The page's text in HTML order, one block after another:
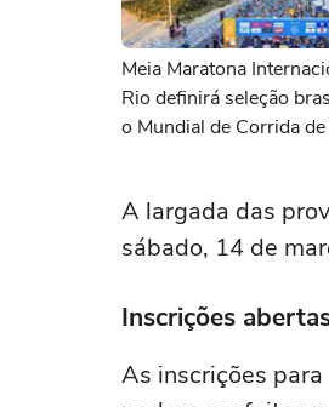
Meia Maratona
Rio definirá seleção
o Mundial de Corrida
A largada das
sábado, 14 de
Inscrições
As inscrições